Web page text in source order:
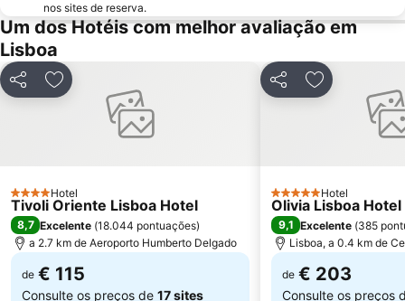
Tróia Beach
Alcântara
Oceanário de Lisboa
Praia da Caparica
Chiado
Fundaçao Champalimaud
Alvalade
Praça do Rossio
Gare do Oriente
Centro Comercial Vasco da Gama
Lumiar
Coliseu dos Recreios
Praia da Ribeira do Cavalo
Galapinhos Beach
Praça do Comércio
Telheiras
nos sites de reserva.
Um dos Hotéis com melhor avaliação em
Lisboa
PartilharAdicionar aos favoritos
4 Estrelas
Hotel
Tivoli Oriente Lisboa Hotel
8,7 Excelente (18.044 pontuações)
a 2.7 km de Aeroporto Humberto Delgado
de € 115
Consulte os preços de 17 sites
PartilharAdicionar
5 EstrelasHotel
Olivia Lisboa
9,1 Excelente (385
Lisboa, a 0.4 km de
de € 203
Consulte os preços